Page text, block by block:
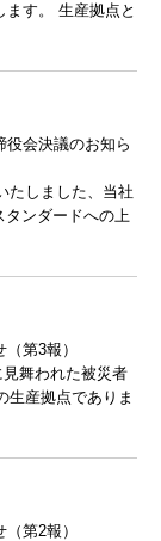
ます。 生産拠点と
会決議のお知ら
たしました、当社
タンダードへの上
第3報）
舞われた被災者
生産拠点でありま
第2報）